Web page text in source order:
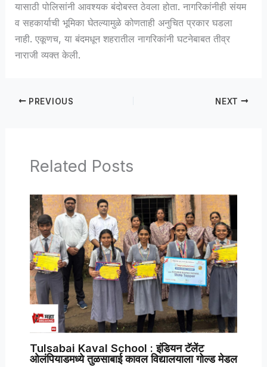
यासाठी पोलिसांनी आवश्यक बंदोबस्त ठेवला होता. नागरिकांनीही संयम
व सहकार्याची भूमिका घेतल्यामुळे कोणताही अनुचित प्रकार घडला
नाही. एकूणच, या बंदमधून शहरातील नागरिकांनी घटनेबाबत तीव्र
नाराजी व्यक्त केली.
PREVIOUS NEXT
Related Posts
Tulsabai Kaval School : इंडियन टॅलेंट
ओलंपियाडमध्ये तुळसाबाई कावल विद्यालयाला गोल्ड मेडल